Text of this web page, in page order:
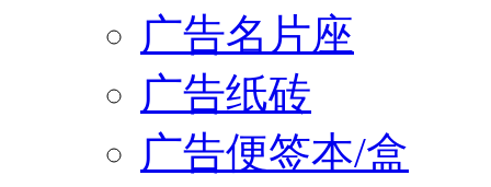
广告名片座
广告纸砖
广告便签本/盒